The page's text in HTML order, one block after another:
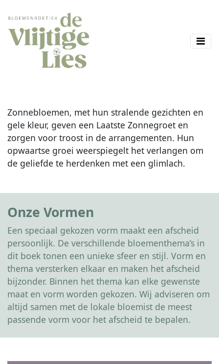
Zonnebloemen, met hun stralende gezichten en
gele kleur, geven een Laatste Zonnegroet en
zorgen voor troost in de arrangementen. Hun
opwaartse groei weerspiegelt het verlangen om
de geliefde te herdenken met een glimlach.
Onze Vormen
Een speciaal gekozen vorm maakt een afscheid
persoonlijk. De verschillende bloementhema’s in
dit boek tonen een unieke sfeer en stijl. Vorm en
thema versterken elkaar en maken het afscheid
bijzonder. Binnen het thema kan elke gewenste
maat en vorm worden gekozen. Wij adviseren om
altijd samen met de lokale bloemist de meest
passende vorm voor het afscheid te bepalen.